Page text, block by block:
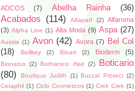
ADCOS (7) Abelha Rainha (36)
Acabados (114) Alfaparf (2) Alfaroma
(3) Alpha Line (1) Alta Moda (9) Aspa (27)
Aussie (1) Avon (42) Avora (7)
Bel Col
(18)
Bellkey (2) Bioart (2) Bioderm (5)
Bionatus (2) Bothanico Hair (2)
Boticario
(80)
Boutique Judith (1) Buccal Protect (2)
Cetaphil (1) Ciclo Cosméticos (1) Crek Crek (1)